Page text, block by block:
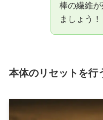
棒の繊維
ましょう！
本体のリセットを行